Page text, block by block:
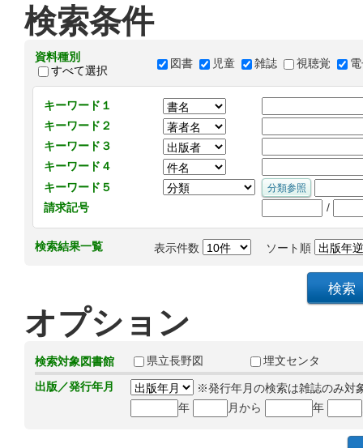
検索条件
資料種別
すべて選択
図書 児童 雑誌 視聴覚
キーワード１
キーワード２
キーワード３
キーワード４
キーワード５
請求記号
/
検索結果一覧 表示件数 ソート順
オプション
検索対象図書館 県立長野図
埋文センタ
出版／発行年月
※発行年月の検索は雑誌のみ対
年
月から 年